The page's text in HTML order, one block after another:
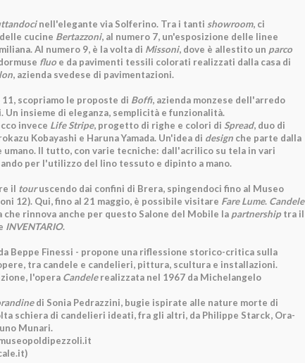
nell'elegante via Solferino. Tra i tanti showroom, ci
cucine Bertazzoni, al numero 7, un'esposizione delle linee
Al numero 9, è la volta di Missoni, dove è allestito un parco
fluo e da pavimenti tessili colorati realizzati dalla casa di
, azienda svedese di pavimentazioni.
scopriamo le proposte di Boffi, azienda monzese dell'arredo
Un insieme di eleganza, semplicità e funzionalità.
invece Life Stripe, progetto di righe e colori di Spread, duo di
Kobayashi e Haruna Yamada. Un'idea di design che parte dalla
umano. Il tutto, con varie tecniche: dall'acrilico su tela in vari
per l'utilizzo del lino tessuto e dipinto a mano.
il touruscendo dai confini di Brera, spingendoci fino al Museo
12). Qui, fino al 21 maggio, è possibile visitare Fare Lume. Candele
che rinnova anche per questo Salone del Mobile la partnership tra il
INVENTARIO.
Beppe Finessi - propone una riflessione storico-critica sulla
tra candele e candelieri, pittura, scultura e installazioni.
l'opera Candelerealizzata nel 1967 da Michelangelo
di Sonia Pedrazzini, bugie ispirate alle nature morte di
schiera di candelieri ideati, fra gli altri, da Philippe Starck, Ora-
Munari.